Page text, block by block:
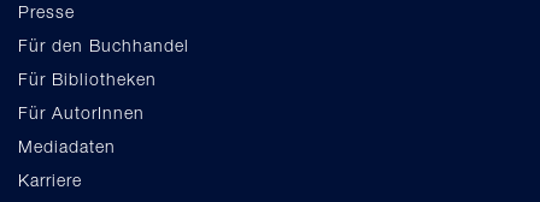
Presse
Für den Buchhandel
Für Bibliotheken
Für AutorInnen
Mediadaten
Karriere